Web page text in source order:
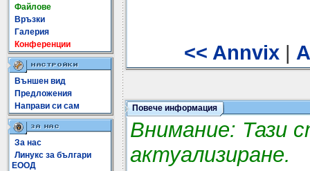
Файлове
Връзки
Галерия
Конференции
Външен вид
Предложения
Направи си сам
За нас
Линукс за българи
ЕООД
<< Annvix|
Повече информация
Внимание: Тази
актуализиране.